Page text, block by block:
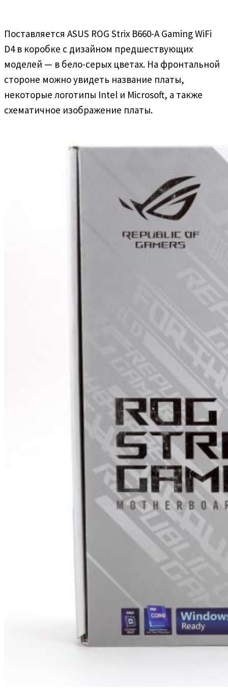
Поставляется ASUS ROG Strix B660-A Gaming WiFi
D4 в коробке с дизайном предшествующих
моделей — в бело-серых цветах. На фронтальной
стороне можно увидеть название платы,
некоторые логотипы Intel и Microsoft, а также
схематичное изображение платы.